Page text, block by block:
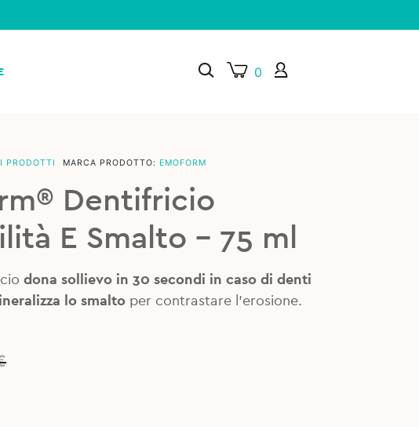
0
PRODOTTI MARCA PRODOTTO: EMOFORM
Dentifricio
E Smalto – 75 ml
dona sollievo in 30 secondi in caso di denti
lo smaltoper contrastare l’erosione.